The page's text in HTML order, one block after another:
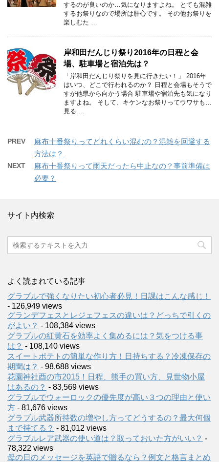
するのが良いのか…気になりますよね。 とても混雑
するお祭りなので場所は肝心です。 その他お祭りを
楽しむた …
岸和田だんじり祭り2016年の日程と会
場、駐車場と宿泊先は？
「岸和田だんじり祭りを見に行きたい！」 2016年
はいつ、どこで行われるのか？ 日程と会場もそうで
すが他県から向かう場合 駐車場や宿泊先も気になり
ますよね。 そして、キケンなお祭りってウワサも…
見る …
PREV
麻布十番祭りってどれくらい混むの？混雑を回避する
方法は？
NEXT
麻布十番祭りって雨天だったら中止なの？事前準備は
必要？
サイト内検索
よく読まれている記事
グラブルで強くなりたい初心者必見！日課はこんな感じ！
- 126,949 views
グランデフェスとレジェフェスの違いは？どっちで引くの
がよい？ - 108,384 views
グラブルの紅黄石を効率よく集めるには？気をつける事
は？ - 108,140 views
スイートポテトの簡単な作り方！日持ちする？冷凍保存の
期間は？ - 98,688 views
花園神社酉の市2015！日程、熊手の買い方、見世物小屋
はあるの？ - 83,569 views
グラブルでウォーロックの優先度が高い３つの理由と使い
方 - 81,676 views
グラブル武器所持数の増やし方ってどうするの？最大何個
まで持てる？ - 81,012 views
グラブルレア武器の使い道は？取っておいた方がいい？ -
78,322 views
母の日のメッセージを英語で贈るなら？例文と格言まとめ